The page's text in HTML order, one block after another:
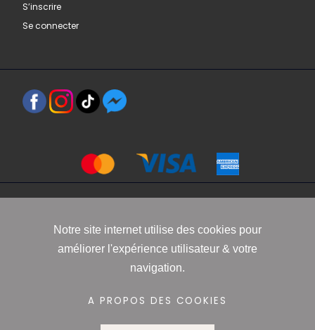
S’inscrire
Se connecter
Conditions générales de vente
confidentialité
Notre site internet utilise des cookies pour
améliorer l'expérience utilisateur & votre
navigation.
A PROPOS DES COOKIES